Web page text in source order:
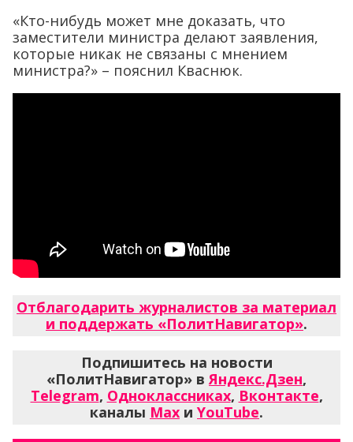
«Кто-нибудь может мне доказать, что
заместители министра делают заявления,
которые никак не связаны с мнением
министра?» – пояснил Кваснюк.
Отблагодарить журналистов за материал
и поддержать «ПолитНавигатор».
Подпишитесь на новости
«ПолитНавигатор» вЯндекс.Дзен,
Telegram, Одноклассниках, Вконтакте,
каналы Max и YouTube.